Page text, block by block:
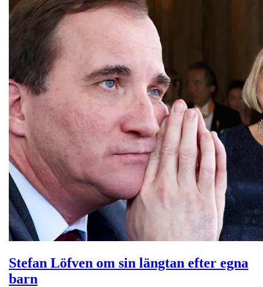
Stefan Löfven om sin längtan efter egna
barn